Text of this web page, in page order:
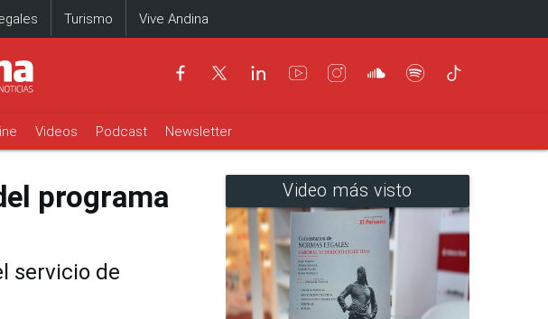
Turismo Vive Andina
Videos Podcast Newsletter
programa
servicio de
Video más visto